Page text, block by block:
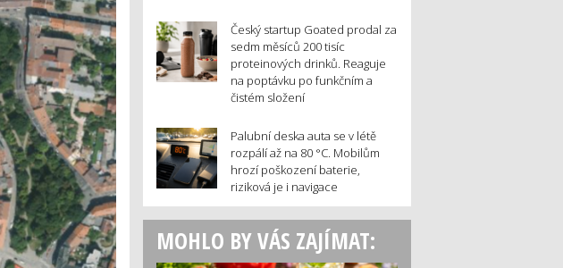
Český startup Goated prodal za
sedm měsíců 200 tisíc
proteinových drinků. Reaguje
na poptávku po funkčním a
čistém složení
Palubní deska auta se v létě
rozpálí až na 80 °C. Mobilům
hrozí poškození baterie,
riziková je i navigace
MOHLO BY VÁS ZAJÍMAT: